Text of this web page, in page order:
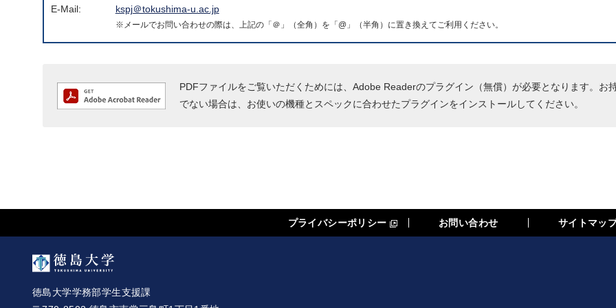
E-Mail: kspj＠tokushima-u.ac.jp
※メールでお問い合わせの際は、上記の「＠」（全角）を「@」（半角）に置き換えてご利用ください。
PDFファイルをご覧いただくためには、Adobe Readerのプラグイン（無償）が必要となります。お
でない場合は、お使いの機種とスペックに合わせたプラグインをインストールしてください。
Adobe Readerをダウンロードする
プライバシーポリシー お問い合わせ サイトマッ
徳島大学学務部学生支援課